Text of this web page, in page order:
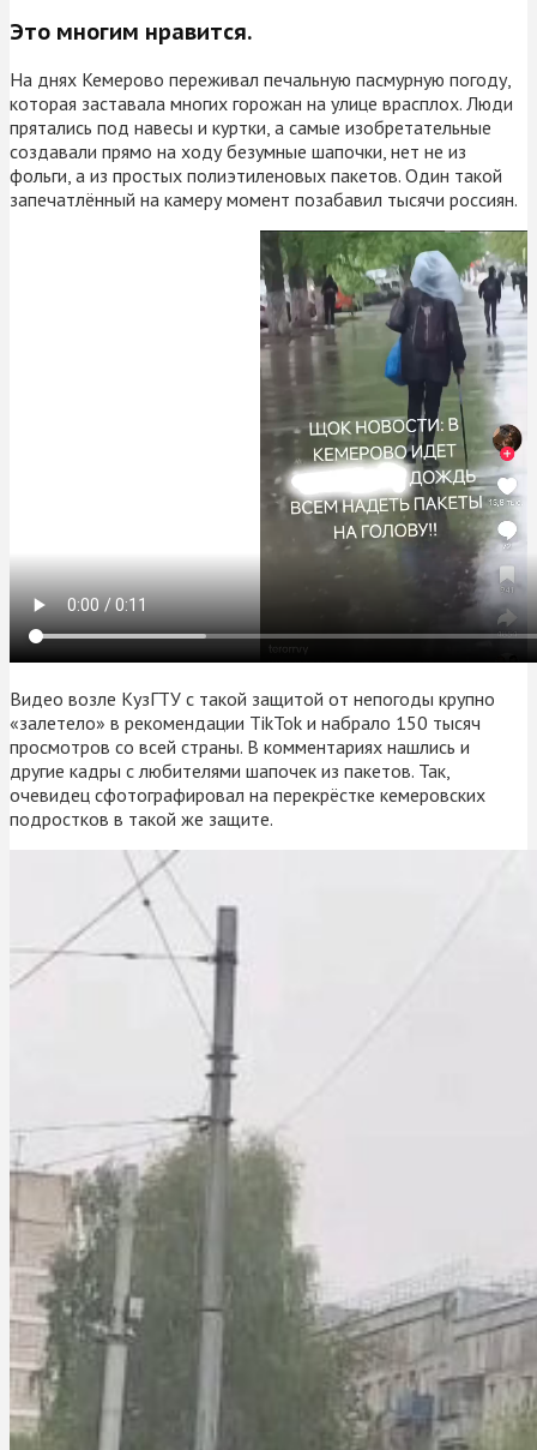
Это многим нравится.
На днях Кемерово переживал печальную пасмурную погоду,
которая заставала многих горожан на улице врасплох. Люди
прятались под навесы и куртки, а самые изобретательные
создавали прямо на ходу безумные шапочки, нет не из
фольги, а из простых полиэтиленовых пакетов. Один такой
запечатлённый на камеру момент позабавил тысячи россиян.
Видео возле КузГТУ с такой защитой от непогоды крупно
«залетело» в рекомендации TikTok и набрало 150 тысяч
просмотров со всей страны. В комментариях нашлись и
другие кадры с любителями шапочек из пакетов. Так,
очевидец сфотографировал на перекрёстке кемеровских
подростков в такой же защите.